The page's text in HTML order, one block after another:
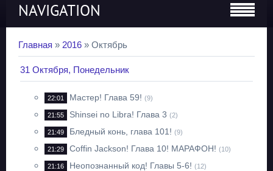
NAVIGATION
Главная » 2016 » Октябрь
31 Октября, Понедельник
22:01 Мастер! Глава 59! (9)
21:55 Shinsei no Libra! Глава 3 (2)
21:49 Бледный конь, глава 101! (9)
21:29 Coffin Jackson! Глава 10! МАРАФОН! (10)
21:16 Неопознанный код! Главы 5-6! (12)